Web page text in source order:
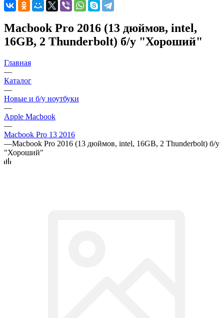
Macbook Pro 2016 (13 дюймов, intel,
16GB, 2 Thunderbolt) б/у "Хороший"
Главная
—
Каталог
—
Новые и б/у ноутбуки
—
Apple Macbook
—
Macbook Pro 13 2016
—Macbook Pro 2016 (13 дюймов, intel, 16GB, 2 Thunderbolt) б/у
"Хороший"